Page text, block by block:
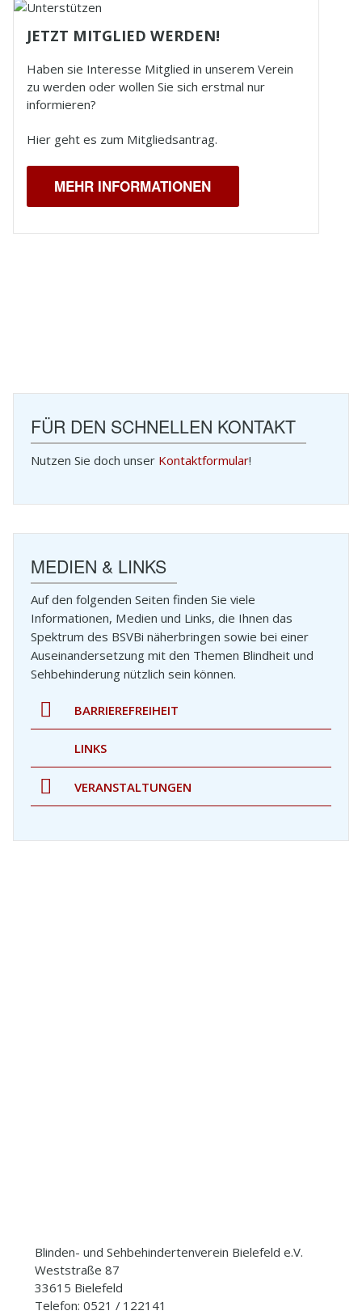
JETZT MITGLIED WERDEN!
Haben sie Interesse Mitglied in unserem Verein
zu werden oder wollen Sie sich erstmal nur
informieren?
Hier geht es zum Mitgliedsantrag.
MEHR INFORMATIONEN
FÜR DEN SCHNELLEN KONTAKT
Nutzen Sie doch unser Kontaktformular!
MEDIEN & LINKS
Auf den folgenden Seiten finden Sie viele
Informationen, Medien und Links, die Ihnen das
Spektrum des BSVBi näherbringen sowie bei einer
Auseinandersetzung mit den Themen Blindheit und
Sehbehinderung nützlich sein können.
BARRIEREFREIHEIT
LINKS
VERANSTALTUNGEN
Blinden- und Sehbehindertenverein Bielefeld e.V.
Weststraße 87
33615 Bielefeld
Telefon: 0521 / 122141